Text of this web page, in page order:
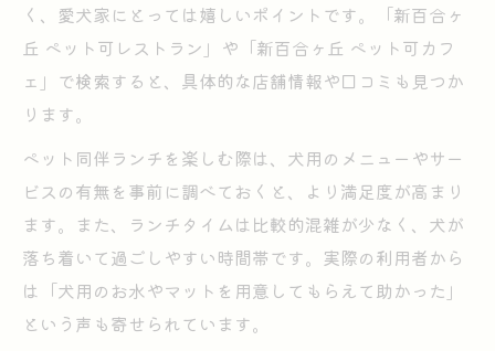
く、愛犬家にとっては嬉しいポイントです。「新百合ヶ
丘 ペット可レストラン」や「新百合ヶ丘 ペット可カフ
ェ」で検索すると、具体的な店舗情報や口コミも見つか
ります。
ペット同伴ランチを楽しむ際は、犬用のメニューやサー
ビスの有無を事前に調べておくと、より満足度が高まり
ます。また、ランチタイムは比較的混雑が少なく、犬が
落ち着いて過ごしやすい時間帯です。実際の利用者から
は「犬用のお水やマットを用意してもらえて助かった」
という声も寄せられています。